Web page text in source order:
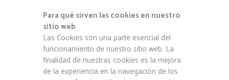
Para qué sirven las cookies en nuestro
sitio web
Las Cookies son una parte esencial del
funcionamiento de nuestro sitio web. La
finalidad de nuestras cookies es la mejora
de la experiencia en la navegación de los